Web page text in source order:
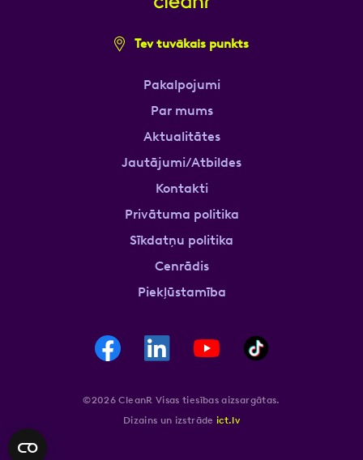
Tev tuvākais punkts
Pakalpojumi
Par mums
Aktualitātes
Jautājumi/Atbildes
Kontakti
Privātuma politika
Sīkdatņu politika
Cenrādis
Piekļūstamība
©2026 CleanR Visas tiesības aizsargātas.
Dizains un izstrāde ict.lv